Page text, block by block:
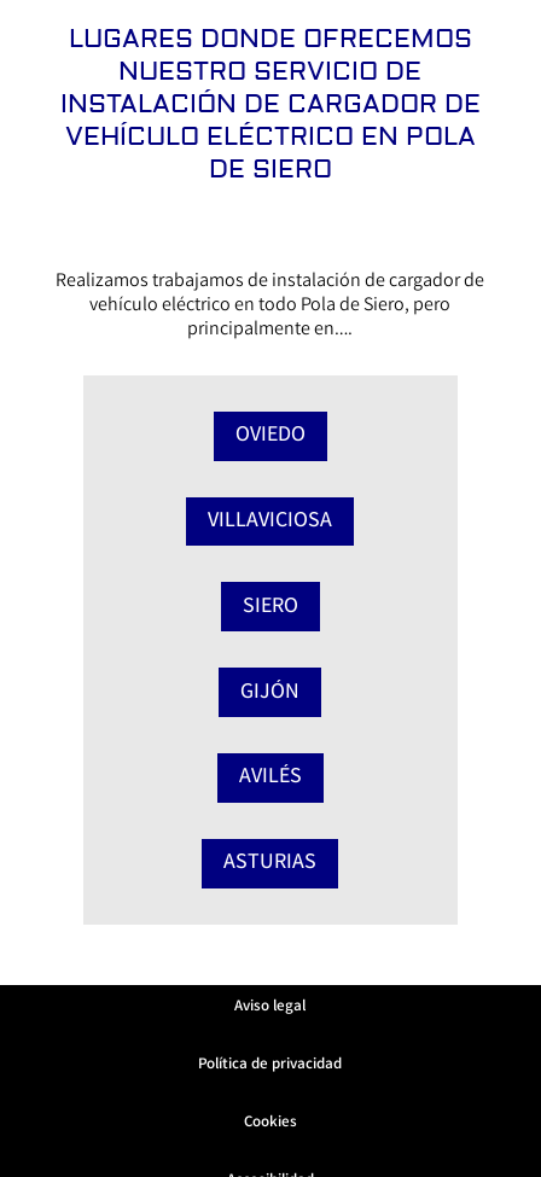
LUGARES DONDE OFRECEMOS
NUESTRO SERVICIO DE
INSTALACIÓN DE CARGADOR DE
VEHÍCULO ELÉCTRICO EN POLA
DE SIERO
Realizamos trabajamos de instalación de cargador de
vehículo eléctrico en todo Pola de Siero, pero
principalmente en….
OVIEDO
VILLAVICIOSA
SIERO
GIJÓN
AVILÉS
ASTURIAS
Aviso legal
Política de privacidad
Cookies